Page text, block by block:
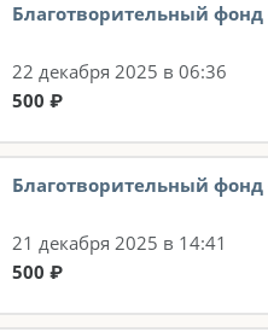
Благотворительный
22 декабря 2025 в 06:36
500 ₽
Благотворительный
21 декабря 2025 в 14:41
500 ₽